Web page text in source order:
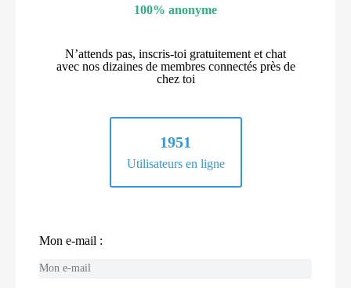
100% anonyme
N’attends pas, inscris-toi gratuitement et chat
avec nos dizaines de membres connectés près de
chez toi
1951
Utilisateurs en ligne
Mon e-mail :